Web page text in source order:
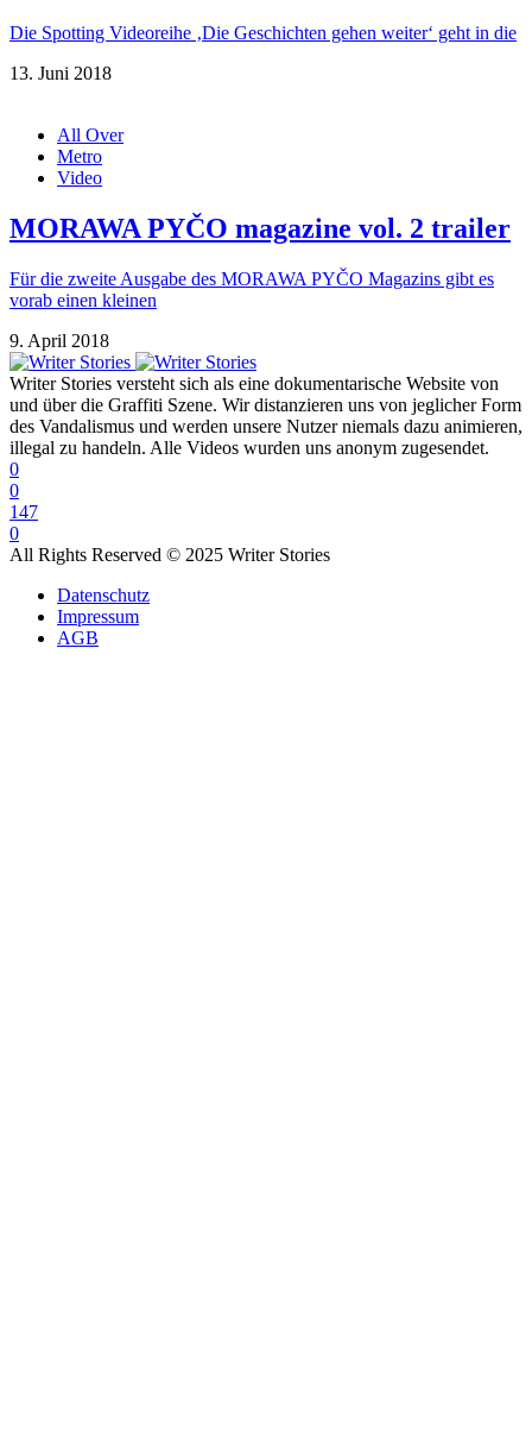
Die Spotting Videoreihe ‚Die Geschichten gehen weiter‘ geht in die
13. Juni 2018
All Over
Metro
Video
MORAWA PYČO magazine vol. 2 trailer
Für die zweite Ausgabe des MORAWA PYČO Magazins gibt es
vorab einen kleinen
9. April 2018
Writer Stories versteht sich als eine dokumentarische Website von
und über die Graffiti Szene. Wir distanzieren uns von jeglicher Form
des Vandalismus und werden unsere Nutzer niemals dazu animieren,
illegal zu handeln. Alle Videos wurden uns anonym zugesendet.
0
0
147
0
All Rights Reserved © 2025 Writer Stories
Datenschutz
Impressum
AGB